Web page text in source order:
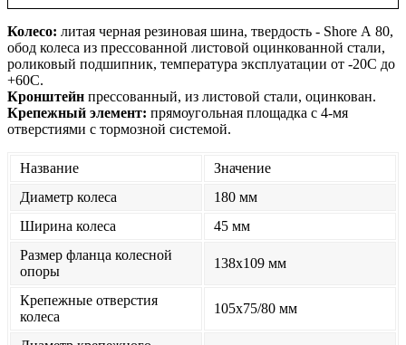
Колесо: литая черная резиновая шина, твердость - Shore А 80,
обод колеса из прессованной листовой оцинкованной стали,
роликовый подшипник, температура эксплуатации от -20С до
+60С.
Кронштейн прессованный, из листовой стали, оцинкован.
Крепежный элемент: прямоугольная площадка с 4-мя
отверстиями с тормозной системой.
Название
Значение
Диаметр колеса
180 мм
Ширина колеса
45 мм
Размер фланца колесной
опоры
138x109 мм
Крепежные отверстия
колеса
105x75/80 мм